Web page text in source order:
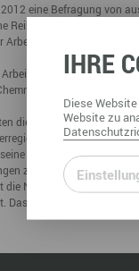
eine Befragung von
Reihe von weißen
gestaltet.
Mike Bielagk, am
die tatsächliche
zur Entwicklung der
Nutzung von Hot-Spot
System Hot-Spot
IHRE
DieseWebsite
Websitezu